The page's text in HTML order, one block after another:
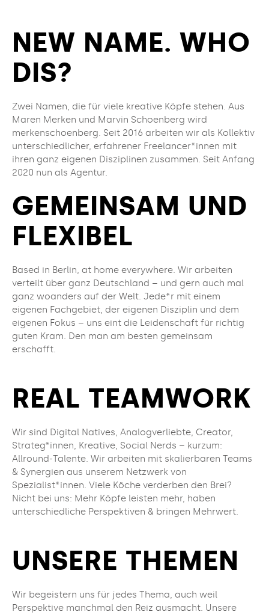
NEW NAME. WHO
DIS?
Zwei Namen, die für viele kreative Köpfe stehen. Aus
Maren Merken und Marvin Schoenberg wird
merkenschoenberg. Seit 2016 arbeiten wir als Kollektiv
unterschiedlicher, erfahrener Freelancer*innen mit
ihren ganz eigenen Disziplinen zusammen. Seit Anfang
2020 nun als Agentur.
GEMEINSAM UND
FLEXIBEL
Based in Berlin, at home everywhere. Wir arbeiten
verteilt über ganz Deutschland – und gern auch mal
ganz woanders auf der Welt. Jede*r mit einem
eigenen Fachgebiet, der eigenen Disziplin und dem
eigenen Fokus – uns eint die Leidenschaft für richtig
guten Kram. Den man am besten gemeinsam
erschafft.
REAL TEAMWORK
Wir sind Digital Natives, Analogverliebte, Creator,
Strateg*innen, Kreative, Social Nerds – kurzum:
Allround-Talente. Wir arbeiten mit skalierbaren Teams
& Synergien aus unserem Netzwerk von
Spezialist*innen. Viele Köche verderben den Brei?
Nicht bei uns: Mehr Köpfe leisten mehr, haben
unterschiedliche Perspektiven & bringen Mehrwert.
UNSERE THEMEN
Wir begeistern uns für jedes Thema, auch weil
Perspektive manchmal den Reiz ausmacht. Unsere